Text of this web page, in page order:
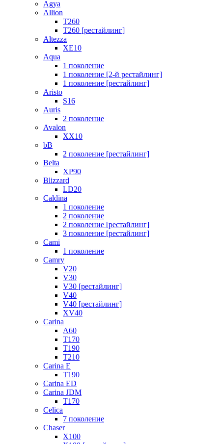
Agya
Allion
T260
T260 [рестайлинг]
Altezza
XE10
Aqua
1 поколение
1 поколение [2-й рестайлинг]
1 поколение [рестайлинг]
Aristo
S16
Auris
2 поколение
Avalon
XX10
bB
2 поколение [рестайлинг]
Belta
XP90
Blizzard
LD20
Caldina
1 поколение
2 поколение
2 поколение [рестайлинг]
3 поколение [рестайлинг]
Cami
1 поколение
Camry
V20
V30
V30 [рестайлинг]
V40
V40 [рестайлинг]
XV40
Carina
A60
T170
T190
T210
Carina E
T190
Carina ED
Carina JDM
T170
Celica
7 поколение
Chaser
X100